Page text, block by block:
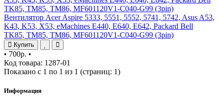
Вентилятор Acer Aspire 5333, 5551, 5552, 5741, 5742, Asus A53,
K43, K53, X53, eMachines E440, E640, E642, Packard Bell
TK85, TM85, TM86, MF601120V1-C040-G99 (3pin)
Купить
• 700р. •
Код товара: 1287-01
Показано с 1 по 1 из 1 (страниц: 1)
Информация